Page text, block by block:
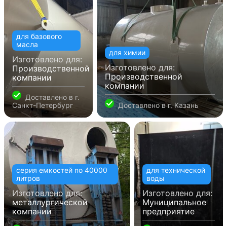
для базового
масла
Изготовлено для:
Производственной
компании
Доставлено в г.
Санкт-Петербург
для химии
Изготовлено для:
Производственной
компании
Доставлено вг. Казань
серия емкостей по 40000
литров
Изготовлено для:
металлургической
компании
для технической
воды
Изготовлено для:
Муниципальное
предприятие